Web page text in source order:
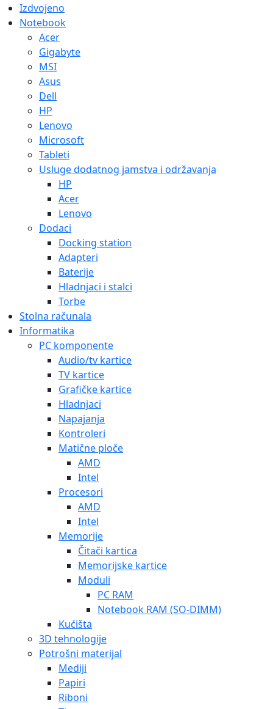
Izdvojeno
Notebook
Acer
Gigabyte
MSI
Asus
Dell
HP
Lenovo
Microsoft
Tableti
Usluge dodatnog jamstva i održavanja
HP
Acer
Lenovo
Dodaci
Docking station
Adapteri
Baterije
Hladnjaci i stalci
Torbe
Stolna računala
Informatika
PC komponente
Audio/tv kartice
TV kartice
Grafičke kartice
Hladnjaci
Napajanja
Kontroleri
Matične ploče
AMD
Intel
Procesori
AMD
Intel
Memorije
Čitači kartica
Memorijske kartice
Moduli
PC RAM
Notebook RAM (SO-DIMM)
Kućišta
3D tehnologije
Potrošni materijal
Mediji
Papiri
Riboni